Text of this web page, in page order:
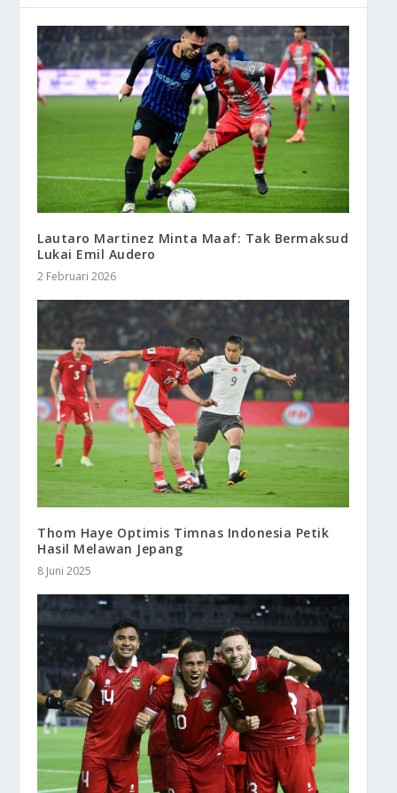
Lautaro Martinez Minta Maaf: Tak Bermaksud
Lukai Emil Audero
2 Februari 2026
Thom Haye Optimis Timnas Indonesia Petik
Hasil Melawan Jepang
8 Juni 2025